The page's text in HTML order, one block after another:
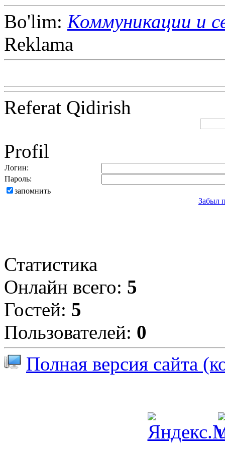
Bo'lim: Коммуникации и
Reklama
Referat Qidirish
Profil
Логин:
Пароль:
запомнить
Забыл
Статистика
Онлайн всего: 5
Гостей: 5
Пользователей: 0
Полная версия сайта